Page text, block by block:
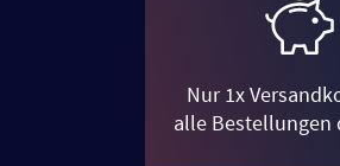
Nur 1x
alle Bestellungen